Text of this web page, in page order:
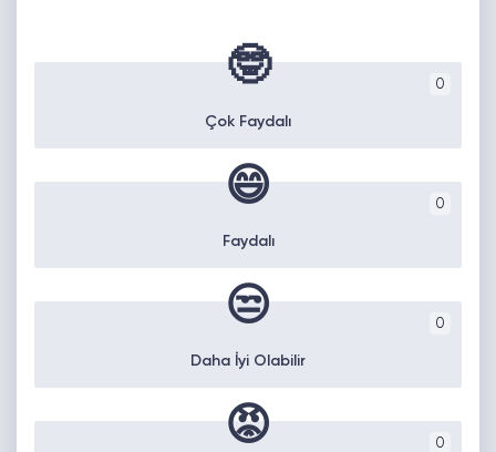
0
🤓
Çok Faydalı
0
😄
Faydalı
0
😒
Daha İyi Olabilir
0
😡